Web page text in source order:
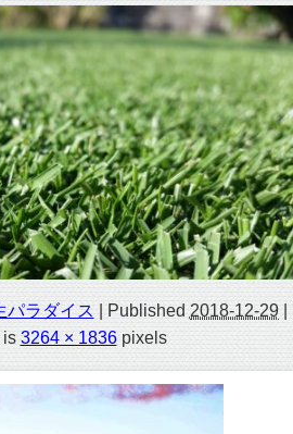
パラダイス Published 2018-12-29
is 3264 × 1836pixels